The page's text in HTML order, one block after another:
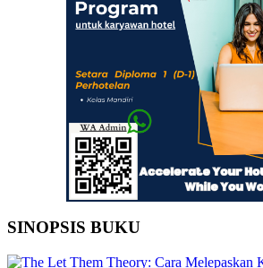
SINOPSIS BUKU